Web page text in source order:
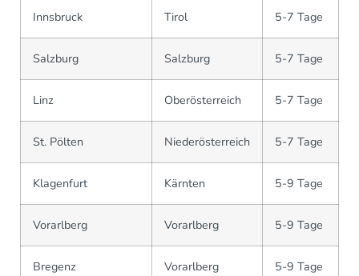
Innsbruck Tirol 5-7 Tage
Salzburg Salzburg 5-7 Tage
Linz Oberösterreich 5-7 Tage
St. Pölten Niederösterreich 5-7 Tage
Klagenfurt Kärnten 5-9 Tage
Vorarlberg Vorarlberg 5-9 Tage
Bregenz Vorarlberg 5-9 Tage